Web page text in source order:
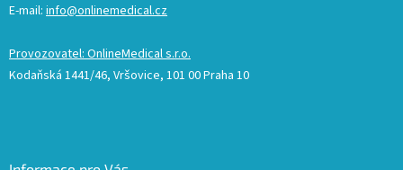
E-mail: info@onlinemedical.cz
Provozovatel: OnlineMedical s.r.o.
Kodaňská 1441/46, Vršovice, 101 00 Praha 10